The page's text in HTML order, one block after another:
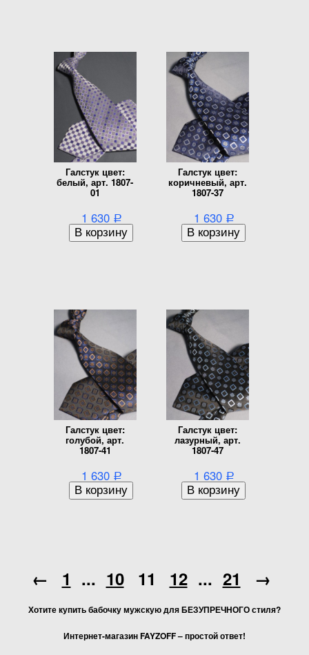
Галстук цвет:
белый, арт. 1807-
01
1 630 Р
Галстук цвет:
коричневый, арт.
1807-37
1 630 Р
Галстук цвет:
голубой, арт.
1807-41
1 630 Р
Галстук цвет:
лазурный, арт.
1807-47
1 630 Р
← 1 ... 10 11 12 ... 21 →
Хотите купить бабочку мужскую для БЕЗУПРЕЧНОГО стиля?
Интернет-магазинFAYZOFF – простой ответ!